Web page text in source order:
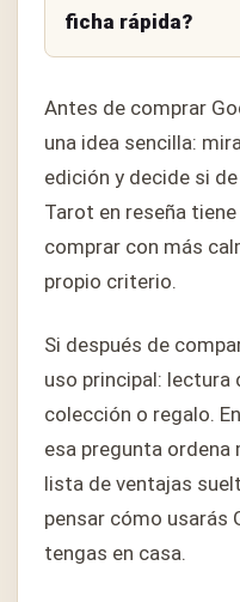
ficha rápida?
Antes de comprar
una idea sencilla:
edición y decide si
Tarot en reseña
comprar con más
propio criterio.
Si después de
uso principal: lectura
colección o regalo.
esa pregunta ordena
lista de ventajas
pensar cómo usarás
tengas en casa.